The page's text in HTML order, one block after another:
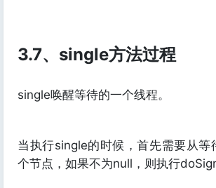
3.7、single方法过程
single唤醒等待的一个线程。
当执行single的时候，首先需要从等
个节点，如果不为null，则执行